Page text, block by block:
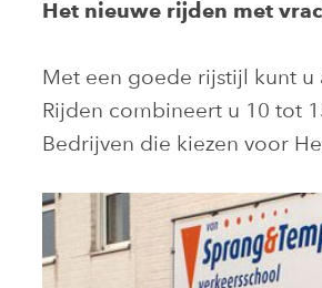
Het nieuwe rijden met
Met een goede rijstijl kunt
Rijden combineert u 10 tot
Bedrijven die kiezen voor